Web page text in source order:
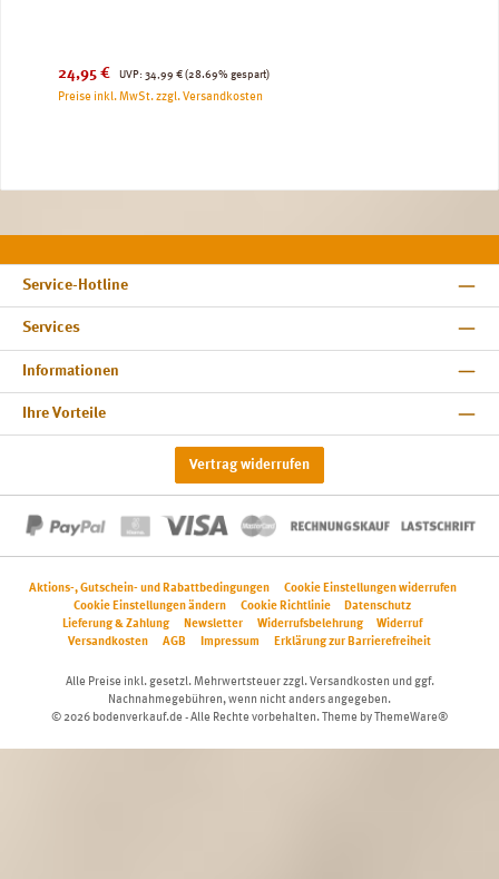
Verkaufspreis:
24,95 € UVP:
Regulärer Preis:
34,99 € (28.69% gespart)
Preise inkl. MwSt. zzgl. Versandkosten
Service-Hotline
Services
Informationen
Ihre Vorteile
Vertrag widerrufen
Aktions-, Gutschein- und Rabattbedingungen
Cookie Einstellungen widerrufen
Cookie Einstellungen ändern
Cookie Richtlinie
Datenschutz
Lieferung & Zahlung
Newsletter Widerrufsbelehrung
Widerruf
Versandkosten
AGB Impressum Erklärung zur Barrierefreiheit
Alle Preise inkl. gesetzl. Mehrwertsteuer zzgl.Versandkosten und ggf.
Nachnahmegebühren, wenn nicht anders angegeben.
© 2026 bodenverkauf.de - Alle Rechte vorbehalten. Theme byThemeWare®